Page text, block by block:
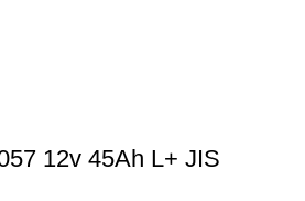
12v 45Ah L+ JIS